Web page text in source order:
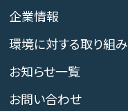
企業情報
環境に対する取り組み
お知らせ一覧
お問い合わせ